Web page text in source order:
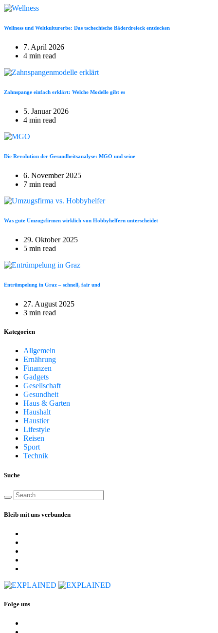
Wellness und Weltkulturerbe: Das tschechische Bäderdreieck entdecken
7. April 2026
4 min read
Zahnspange einfach erklärt: Welche Modelle gibt es
5. Januar 2026
4 min read
Die Revolution der Gesundheitsanalyse: MGO und seine
6. November 2025
7 min read
Was gute Umzugsfirmen wirklich von Hobbyhelfern unterscheidet
29. Oktober 2025
5 min read
Entrümpelung in Graz – schnell, fair und
27. August 2025
3 min read
Kategorien
Allgemein
Ernährung
Finanzen
Gadgets
Gesellschaft
Gesundheit
Haus & Garten
Haushalt
Haustier
Lifestyle
Reisen
Sport
Technik
Suche
Bleib mit uns verbunden
Folge uns